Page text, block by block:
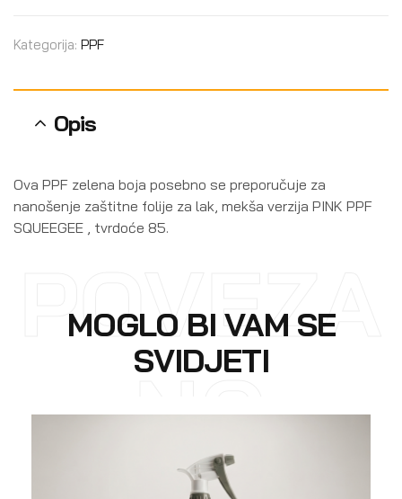
Kategorija: PPF
Opis
Ova PPF zelena boja posebno se preporučuje za
nanošenje zaštitne folije za lak, mekša verzija PINK PPF
SQUEEGEE , tvrdoće 85.
MOGLO BI VAM SE
SVIDJETI
POVEZA
NO